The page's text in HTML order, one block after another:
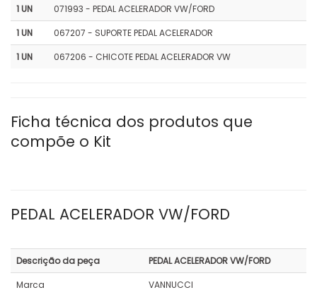
1 UN
071993 - PEDAL ACELERADOR VW/FORD
1 UN
067207 - SUPORTE PEDAL ACELERADOR
1 UN
067206 - CHICOTE PEDAL ACELERADOR VW
Ficha técnica dos produtos que
compõe o Kit
PEDAL ACELERADOR VW/FORD
Descrição da peça
PEDAL ACELERADOR VW/FORD
Marca
VANNUCCI